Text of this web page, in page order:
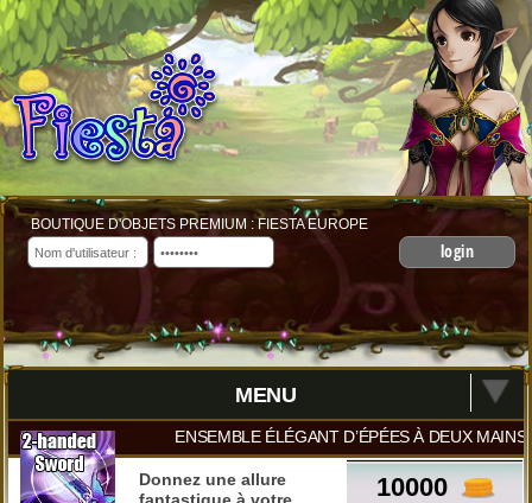
BOUTIQUE D'OBJETS PREMIUM : FIESTA EUROPE
login
MENU
ENSEMBLE ÉLÉGANT D’ÉPÉES À DEUX MAINS
10000
Donnez une allure